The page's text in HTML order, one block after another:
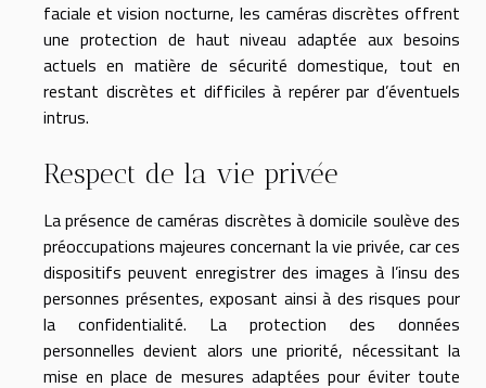
faciale et vision nocturne, les caméras discrètes offrent
une protection de haut niveau adaptée aux besoins
actuels en matière de sécurité domestique, tout en
restant discrètes et difficiles à repérer par d’éventuels
intrus.
Respect de la vie privée
La présence de caméras discrètes à domicile soulève des
préoccupations majeures concernant la vie privée, car ces
dispositifs peuvent enregistrer des images à l’insu des
personnes présentes, exposant ainsi à des risques pour
la confidentialité. La protection des données
personnelles devient alors une priorité, nécessitant la
mise en place de mesures adaptées pour éviter toute